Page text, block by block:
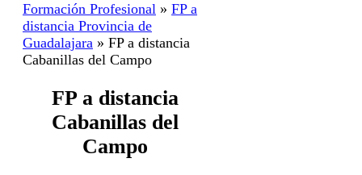
Formación Profesional » FP a
distancia Provincia de
Guadalajara » FP a distancia
Cabanillas del Campo
FP a distancia
Cabanillas del
Campo